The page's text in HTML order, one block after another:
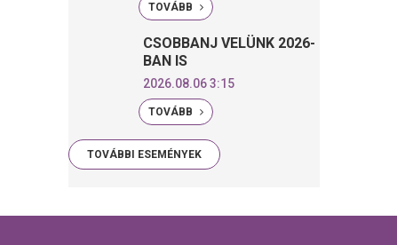
TOVÁBB
CSOBBANJ VELÜNK 2026-
BAN IS
2026.08.06 3:15
TOVÁBB
TOVÁBBI ESEMÉNYEK